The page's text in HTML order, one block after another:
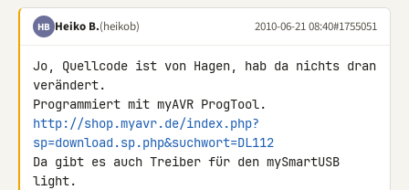
HB Heiko B.(heikob) 2010-06-21 08:40#1755051
Jo, Quellcode ist von Hagen, hab da nichts dran
verändert.
http://shop.myavr.de/index.php?
sp=download.sp.php&suchwort=DL112
Da gibt es auch Treiber für den mySmartUSB
light.